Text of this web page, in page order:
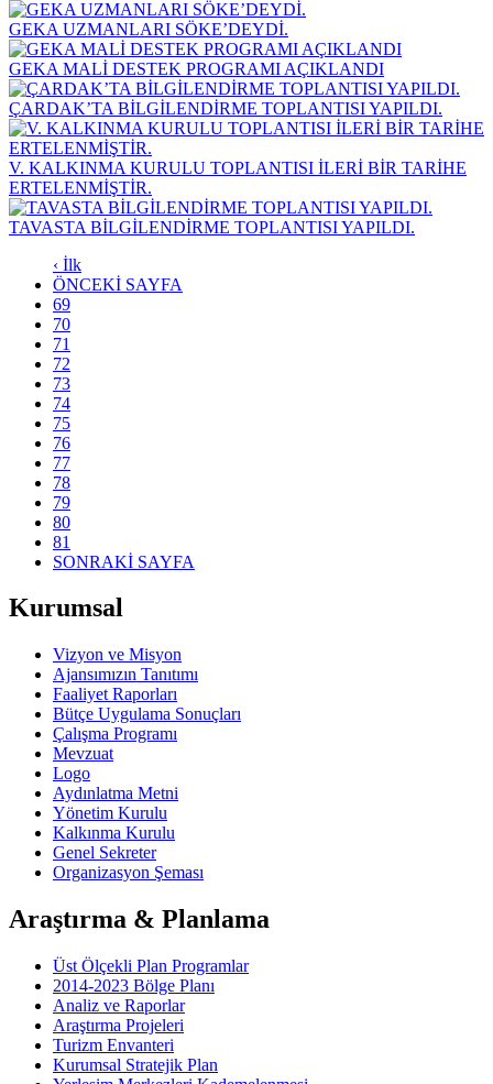
GEKA UZMANLARI SÖKE’DEYDİ.
GEKA MALİ DESTEK PROGRAMI AÇIKLANDI
ÇARDAK’TA BİLGİLENDİRME TOPLANTISI YAPILDI.
V. KALKINMA KURULU TOPLANTISI İLERİ BİR TARİHE
ERTELENMİŞTİR.
TAVASTA BİLGİLENDİRME TOPLANTISI YAPILDI.
‹ İlk
ÖNCEKİ SAYFA
69
70
71
72
73
74
75
76
77
78
79
80
81
SONRAKİ SAYFA
Kurumsal
Vizyon ve Misyon
Ajansımızın Tanıtımı
Faaliyet Raporları
Bütçe Uygulama Sonuçları
Çalışma Programı
Mevzuat
Logo
Aydınlatma Metni
Yönetim Kurulu
Kalkınma Kurulu
Genel Sekreter
Organizasyon Şeması
Araştırma & Planlama
Üst Ölçekli Plan Programlar
2014-2023 Bölge Planı
Analiz ve Raporlar
Araştırma Projeleri
Turizm Envanteri
Kurumsal Stratejik Plan